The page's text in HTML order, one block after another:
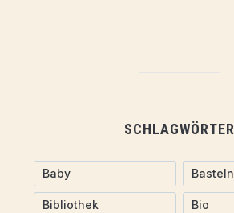
SCHLAGWÖRTER
Baby Basteln
Bibliothek Bio